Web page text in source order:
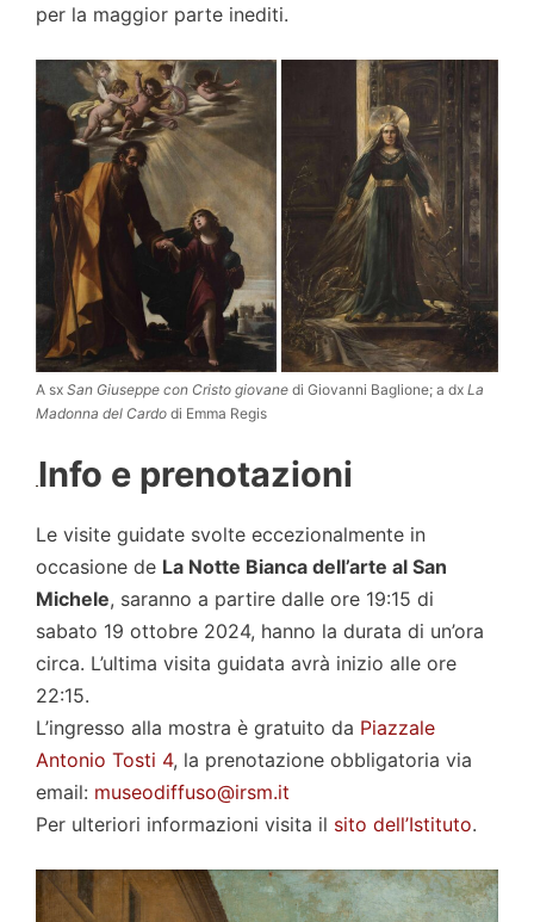
per la maggior parte inediti.
A sx San Giuseppe con Cristo giovane di Giovanni Baglione; a dx La
Madonna del Cardo di Emma Regis
Info e prenotazioni
Le visite guidate svolte eccezionalmente in
occasione de La Notte Bianca dell’arte al San
Michele, saranno a partire dalle ore 19:15 di
sabato 19 ottobre 2024, hanno la durata di un’ora
circa. L’ultima visita guidata avrà inizio alle ore
22:15.
L’ingresso alla mostra è gratuito da Piazzale
Antonio Tosti 4, la prenotazione obbligatoria via
email: museodiffuso@irsm.it
Per ulteriori informazioni visita il sito dell’Istituto.